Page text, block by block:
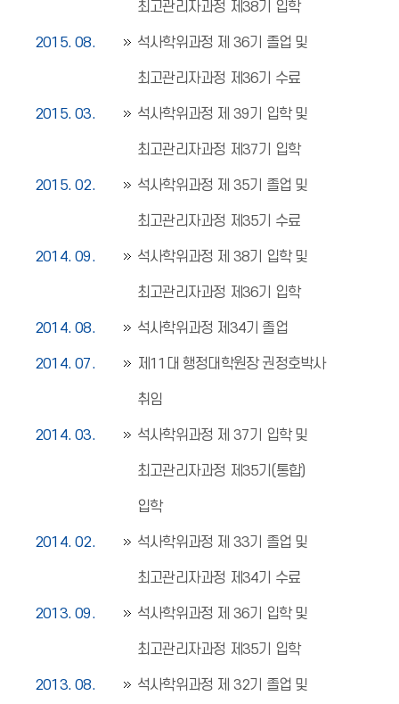
최고관리자과정 제38기 입학
2015. 08. 석사학위과정 제 36기 졸업 및
최고관리자과정 제36기 수료
2015. 03. 석사학위과정 제 39기 입학 및
최고관리자과정 제37기 입학
2015. 02. 석사학위과정 제 35기 졸업 및
최고관리자과정 제35기 수료
2014. 09. 석사학위과정 제 38기 입학 및
최고관리자과정 제36기 입학
2014. 08. 석사학위과정 제34기 졸업
2014. 07. 제11대 행정대학원장 권정호박사
취임
2014. 03. 석사학위과정 제 37기 입학 및
최고관리자과정 제35기(통합)
입학
2014. 02. 석사학위과정 제 33기 졸업 및
최고관리자과정 제34기 수료
2013. 09. 석사학위과정 제 36기 입학 및
최고관리자과정 제35기 입학
2013. 08. 석사학위과정 제 32기 졸업 및